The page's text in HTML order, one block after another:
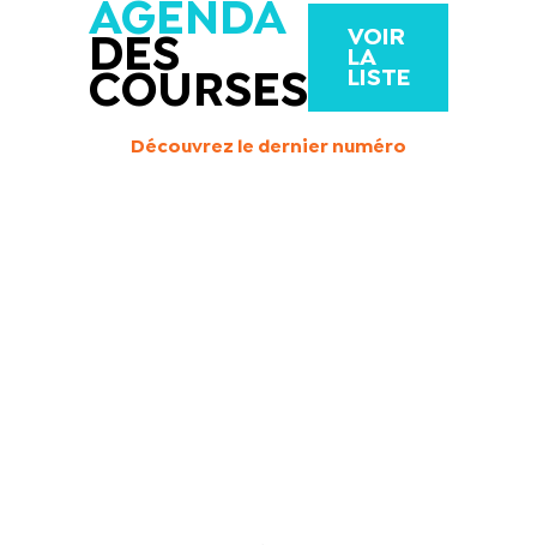
AGENDA
DES
COURSES
VOIR
LA
LISTE
Découvrez le dernier numéro